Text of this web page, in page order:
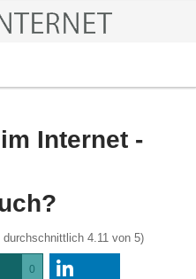
Internet -
durchschnittlich 4.11 von 5)
0
0